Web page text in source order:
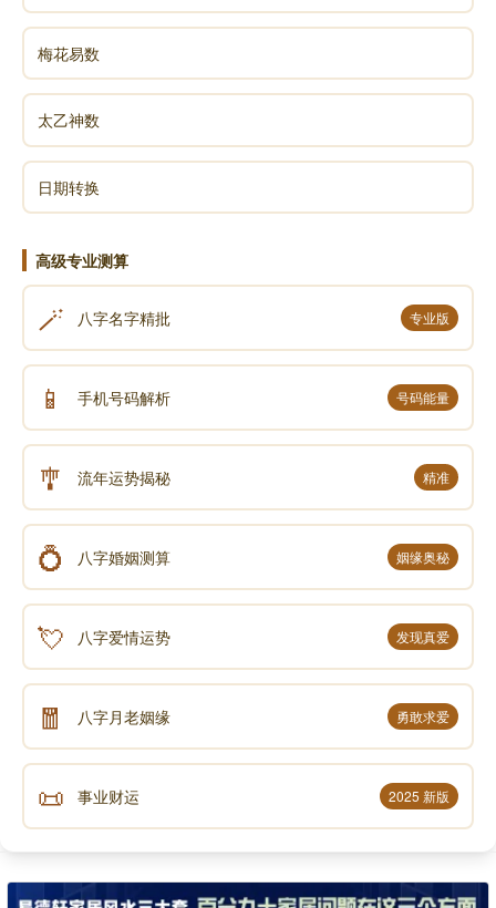
梅花易数
太乙神数
日期转换
高级专业测算
🪄 八字名字精批 专业版
📱 手机号码解析 号码能量
🎐 流年运势揭秘 精准
💍 八字婚姻测算 姻缘奥秘
💘 八字爱情运势 发现真爱
🧧 八字月老姻缘 勇敢求爱
📜 事业财运 2025 新版